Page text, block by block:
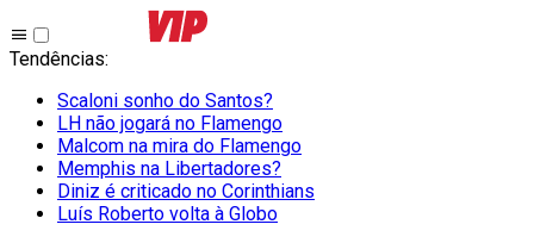
Tendências:
Scaloni sonho do Santos?
LH não jogará no Flamengo
Malcom na mira do Flamengo
Memphis na Libertadores?
Diniz é criticado no Corinthians
Luís Roberto volta à Globo